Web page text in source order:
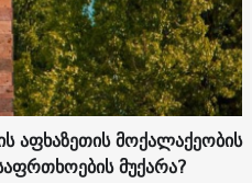
აფხაზეთის მოქალაქეობის
მუქარა?